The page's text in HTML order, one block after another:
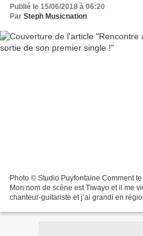
Publié le 15/06/2018 à 06:20
Par Steph Musicnation
Photo © Studio Puyfontaine Comment
Mon nom de scène est Tiwayo et il me
chanteur-guitariste et j’ai grandi en